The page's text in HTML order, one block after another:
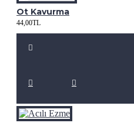
Ot Kavurma
44,00TL